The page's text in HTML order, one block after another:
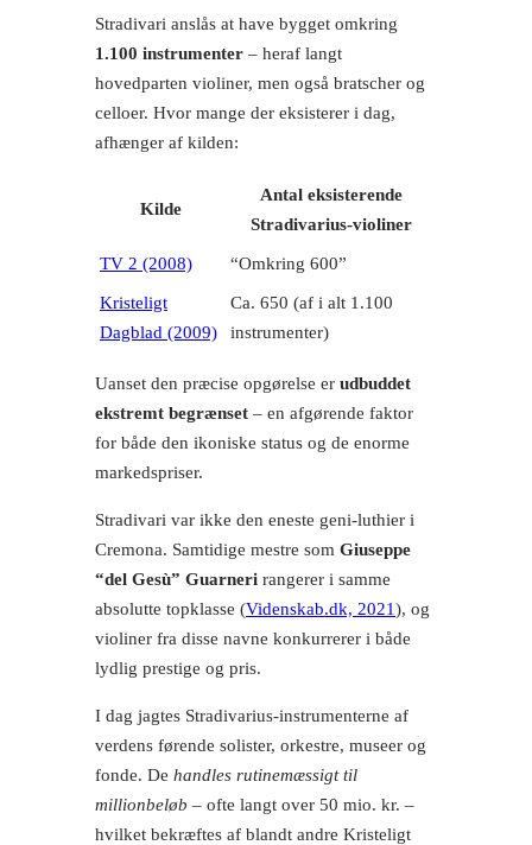
Stradivari anslås at have bygget omkring
1.100 instrumenter – heraf langt
hovedparten violiner, men også bratscher og
celloer. Hvor mange der eksisterer i dag,
afhænger af kilden:
Kilde
Antal eksisterende
Stradivarius-violiner
TV 2 (2008) “Omkring 600”
Kristeligt
Dagblad (2009)
Ca. 650 (af i alt 1.100
instrumenter)
Uanset den præcise opgørelse er udbuddet
ekstremt begrænset – en afgørende faktor
for både den ikoniske status og de enorme
markedspriser.
Stradivari var ikke den eneste geni-luthier i
Cremona. Samtidige mestre som Giuseppe
“del Gesù” Guarneri rangerer i samme
absolutte topklasse (Videnskab.dk, 2021), og
violiner fra disse navne konkurrerer i både
lydlig prestige og pris.
I dag jagtes Stradivarius-instrumenterne af
verdens førende solister, orkestre, museer og
fonde. De handles rutinemæssigt til
millionbeløb – ofte langt over 50 mio. kr. –
hvilket bekræftes af blandt andre Kristeligt